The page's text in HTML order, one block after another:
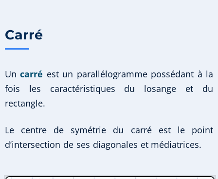
Carré
Uncarré est un parallélogramme possédant à la
fois les caractéristiques du losange et du
rectangle.
Le centre de symétrie du carré est le point
d’intersection de ses diagonales et médiatrices.